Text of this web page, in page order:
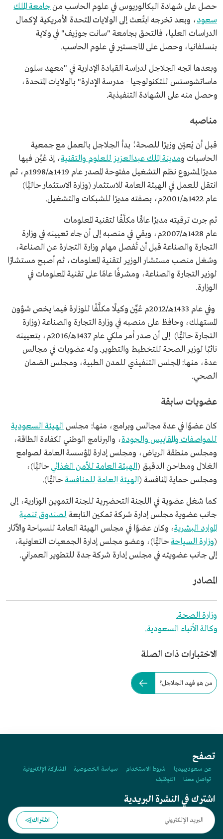
حصل على شهادة البكالوريوس في علوم الحاسب منجامعة الملك
سعود، وبعد تخرجه ابتُعث إلى الولايات المتحدة الأمريكية لإكمال
الدراسات العليا، فالتحق بجامعة "سانت جوزيف" في ولاية
بنسلفانيا، وحصل على الماجستير في علوم الحاسب.
وبعدها اتجه الجلاجل لدراسة القيادة الإدارية في "معهد سلون
ماساتشوستس للتكنولوجيا - مدرسة الإدارة" بالولايات المتحدة،
وحصل منه على الشهادة التنفيذية.
مناصبه
قبل أن يُعيّن وزيرًا للصحة؛ بدأ الجلاجل بالعمل مع جمعية
الحاسبات ومدينة الملك عبدالعزيز للعلوم والتقنية، إذ عُيِّن فيها
مديرًا لمشروع نظم التشغيل مفتوحة المصدر عام 1419هـ/1998م، ثم
انتقل للعمل في الهيئة العامة للاستثمار (وزارة الاستثمار حاليًّا)
عام 1422هـ/2001م، بصفته مديرًا للشبكات والتشغيل.
ثم جرت ترقيته مديرًا عامًّا مكلَّفًا لتقنية المعلومات
عام 1428هـ/2007م، وبقي في منصبه إلى أن جاء تعيينه في وزارة
التجارة والصناعة قبل أن تُفصل مهام وزارة التجارة عن الصناعة،
وشغل منصب مستشار الوزير لتقنية المعلومات، ثم أصبح مستشارًا
لوزير التجارة والصناعة، ومشرفًا عامًا على تقنية المعلومات في
الوزارة.
وفي عام 1433هـ/2012م عُيِّن وكيلًا مكلَّفًا للوزارة فيما يخص شؤون
المستهلك، وحافظ على منصبه في وزارة التجارة والصناعة (وزارة
التجارة حاليًّا) إلى أن صدر أمر ملكي عام 1437هـ/2016م، بتعيينه
نائبًا لوزير الصحة للتخطيط والتطوير. وله عضويات في مجالس
عدة، منها: المجلس التنفيذي للمدن الطبية، ومجلس الضمان
الصحي.
عضويات سابقة
كان عضوًا في عدة مجالس وبرامج، منها: مجلس الهيئة السعودية
للمواصفات والمقاييس والجودة، والبرنامج الوطني لكفاءة الطاقة،
ومجلس منطقة الرياض، ومجلس إدارة المؤسسة العامة لصوامع
الغلال ومطاحن الدقيق (الهيئة العامة للأمن الغذائي حاليًّا)،
ومجلس حماية المنافسة (الهيئة العامة للمنافسةحاليًّا).
كما شغل عضوية في اللجنة التحضيرية للجنة التموين الوزارية، إلى
جانب عضوية مجلس إدارة شركة تمكين التابعة لصندوق تنمية
الموارد البشرية، وكان عضوًا في مجلس الهيئة العامة للسياحة والآثار
(وزارة السياحةحاليًّا)، وعضو مجلس إدارة الجمعيات التعاونية،
إلى جانب عضويته في مجلس إدارة شركة جدة للتطوير العمراني.
المصادر
وزارة الصحة.
وكالة الأنباء السعودية.
الاختبارات ذات الصلة
من هو فهد الجلاجل؟
تصفح
عن سعوديبيديا شروط الاستخدام سياسة الخصوصية
المشاركة الإلكترونية
تواصل معنا
التوظيف
اشترك في النشرة البريدية
اشتراك